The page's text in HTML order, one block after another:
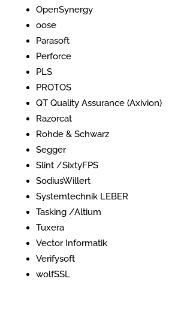
OpenSynergy
oose
Parasoft
Perforce
PLS
PROTOS
QT Quality Assurance (Axivion)
Razorcat
Rohde & Schwarz
Segger
Slint /SixtyFPS
SodiusWillert
Systemtechnik LEBER
Tasking /Altium
Tuxera
Vector Informatik
Verifysoft
wolfSSL